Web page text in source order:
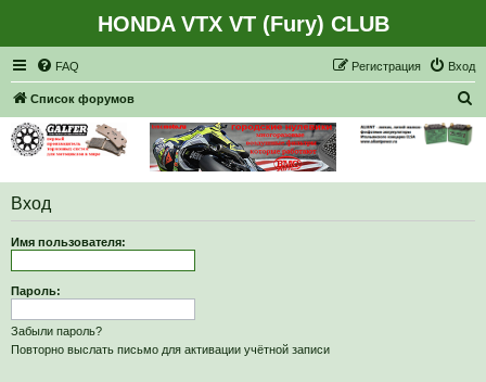
HONDA VTX VT (Fury) CLUB
FAQ Вход
Регистрация
Список форумов
Вход
Имя пользователя:
Пароль:
Забыли пароль?
Повторно выслать письмо для активации учётной записи